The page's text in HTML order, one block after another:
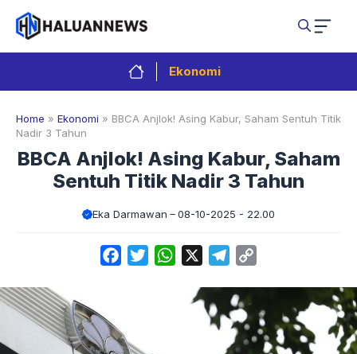
Langsung
isi
Ekonomi
Home » Ekonomi » BBCA Anjlok! Asing Kabur, Saham Sentuh Titik
Nadir 3 Tahun
BBCA Anjlok! Asing Kabur, Saham
Sentuh Titik Nadir 3 Tahun
Eka Darmawan 08-10-2025 - 22.00
FacebookTwitterWhatsApp Telegram